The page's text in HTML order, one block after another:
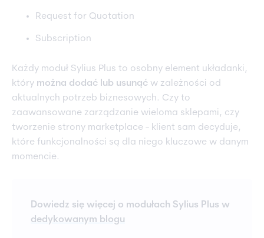
Request for Quotation
Subscription
Każdy moduł Sylius Plus to osobny element układanki,
który można dodać lub usunąć w zależności od
aktualnych potrzeb biznesowych. Czy to
zaawansowane zarządzanie wieloma sklepami, czy
tworzenie strony marketplace - klient sam decyduje,
które funkcjonalności są dla niego kluczowe w danym
momencie.
Dowiedz się więcej o modułach Sylius Plus w
dedykowanym blogu